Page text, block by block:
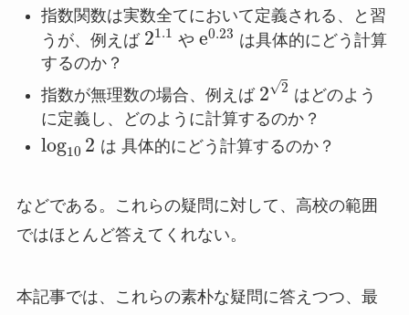
指数関数は実数全てにおいて定義される、と習
うが、例えば 21.1 や e0.23 は具体的にどう計算
するのか？
指数が無理数の場合、例えば 2 2
√
はどのよう
に定義し、どのように計算するのか？
log10 2 は 具体的にどう計算するのか？
などである。これらの疑問に対して、高校の範囲
ではほとんど答えてくれない。
本記事では、これらの素朴な疑問に答えつつ、最